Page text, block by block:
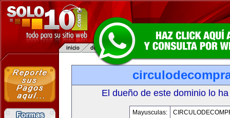
El dueño de este dominio lo
Mayusculas: